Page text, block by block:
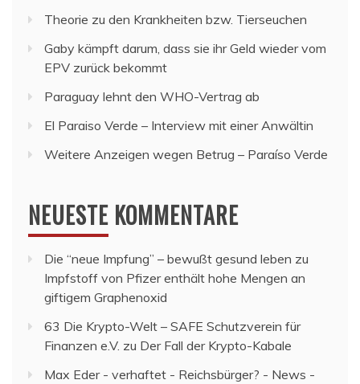
Theorie zu den Krankheiten bzw. Tierseuchen
Gaby kämpft darum, dass sie ihr Geld wieder vom
EPV zurück bekommt
Paraguay lehnt den WHO-Vertrag ab
El Paraiso Verde – Interview mit einer Anwältin
Weitere Anzeigen wegen Betrug – Paraíso Verde
NEUESTE KOMMENTARE
Die “neue Impfung” – bewußt gesund leben zu
Impfstoff von Pfizer enthält hohe Mengen an
giftigem Graphenoxid
63 Die Krypto-Welt – SAFE Schutzverein für
Finanzen e.V. zu Der Fall der Krypto-Kabale
Max Eder - verhaftet - Reichsbürger? - News -